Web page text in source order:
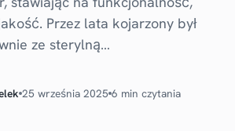
Przez lata kojarzony był
ze sterylną…
25 września 2025 6 min czytania